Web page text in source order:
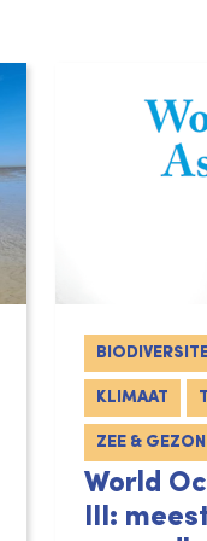
KLIMAAT
ZEE &
World
III: